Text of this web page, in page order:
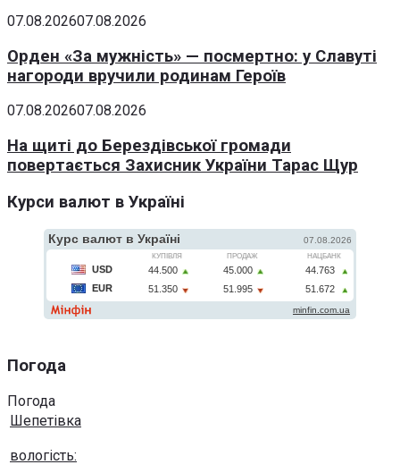
07.08.202607.08.2026
Орден «За мужність» — посмертно: у Славуті
нагороди вручили родинам Героїв
07.08.202607.08.2026
На щиті до Берездівської громади
повертається Захисник України Тарас Щур
Курси валют в Україні
Погода
Погода
Шепетівка
вологість: